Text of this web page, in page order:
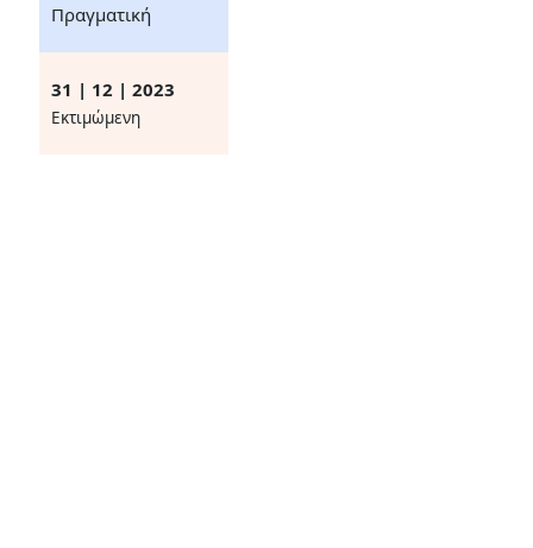
Πραγματική
31 | 12 | 2023
Eκτιμώμενη